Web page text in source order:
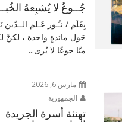
جُــوعٌ لا يُشبِعهُ
بِقَلَم / نـُـور عَـلم الــدّين
حَول مائدةٍ واحدة ، لكنَّ
منّا جوعًا لا يُرى...
مارس 6, 2026
الجمهورية
تهنئة أسرة الجريدة